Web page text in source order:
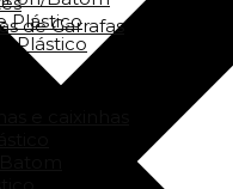
Plástico
Plástico
Sabonete
de Garrafas
e caixinhas